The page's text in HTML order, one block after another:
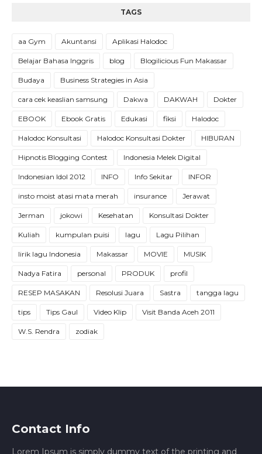
TAGS
aa Gym Akuntansi Aplikasi Halodoc
Belajar Bahasa Inggris blog Blogilicious Fun Makassar
Budaya Business Strategies in Asia
cara cek keaslian samsung Dakwa DAKWAH Dokter
EBOOK Ebook Gratis Edukasi fiksi Halodoc
Halodoc Konsultasi Halodoc Konsultasi Dokter HIBURAN
Hipnotis Blogging Contest Indonesia Melek Digital
Indonesian Idol 2012 INFO Info Sekitar INFOR
insto moist atasi mata merah insurance Jerawat
Jerman jokowi Kesehatan Konsultasi Dokter
Kuliah kumpulan puisi lagu Lagu Pilihan
lirik lagu Indonesia Makassar MOVIE MUSIK
Nadya Fatira personal PRODUK profil
RESEP MASAKAN Resolusi Juara Sastra tangga lagu
tips Tips Gaul Video Klip Visit Banda Aceh 2011
W.S. Rendra zodiak
Contact Info
Lorem Ipsum is simply dummy text of the printing and